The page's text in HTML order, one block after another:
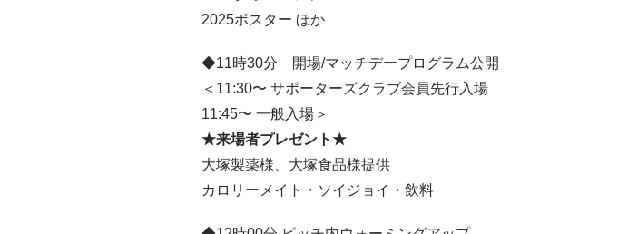
2025ポスター ほか
◆11時30分 開場/マッチデープログラム公開
＜11:30〜 サポーターズクラブ会員先行入場
11:45〜 一般入場＞
★来場者プレゼント★
大塚製薬様、大塚食品様提供
カロリーメイト・ソイジョイ・飲料